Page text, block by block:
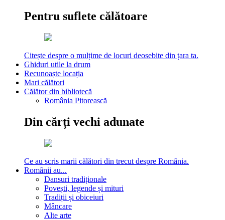
Pentru suflete călătoare
Citește despre o mulțime de locuri deosebite din țara ta.
Ghiduri utile la drum
Recunoaște locația
Mari călători
Călător din bibliotecă
România Pitorească
Din cărți vechi adunate
Ce au scris marii călători din trecut despre România.
Românii au...
Dansuri tradiționale
Povești, legende și mituri
Tradiții și obiceiuri
Mâncare
Alte arte